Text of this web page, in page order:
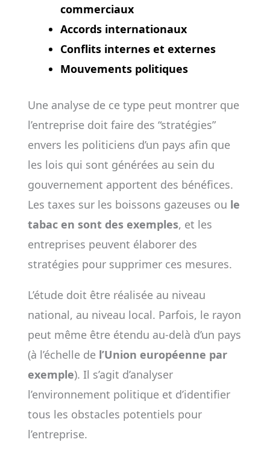
commerciaux
Accords internationaux
Conflits internes et externes
Mouvements politiques
Une analyse de ce type peut montrer que
l’entreprise doit faire des “stratégies”
envers les politiciens d’un pays afin que
les lois qui sont générées au sein du
gouvernement apportent des bénéfices.
Les taxes sur les boissons gazeuses ou le
tabac en sont des exemples, et les
entreprises peuvent élaborer des
stratégies pour supprimer ces mesures.
L’étude doit être réalisée au niveau
national, au niveau local. Parfois, le rayon
peut même être étendu au-delà d’un pays
(à l’échelle de l’Union européenne par
exemple). Il s’agit d’analyser
l’environnement politique et d’identifier
tous les obstacles potentiels pour
l’entreprise.